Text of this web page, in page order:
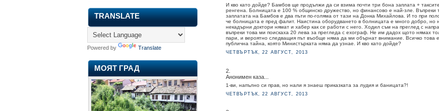
TRANSLATE
Powered by Translate
МОЯТ ГРАД
И кво като дойде? Бамбов ще продължи да си взима почти три бона заплата +
ренгена. Болницата е 100 % общинско дружество, но финансово е най-зле. Въпреки
заплатата на Бамбов е два пъти по-голяма от тази на Донка Михайлова. И то при
че болницата е пред фалит. Наистина оборудването в болницата е много добро, но
некадърни доктори нямат и хабер как се работи с него. Ходил съм на преглед с
въпреки това ми поискаха 20 лева за прегледа с ехограф. Не им дадох щото нямах
пари, и вероятно следващия път въобще няма да ми обърнат внимание. Всичко това е
публична тайна, която Министърката няма да узнае. И кво като дойде?
ЧЕТВЪРТЪК, 22 АВГУСТ, 2013
2.
Анонимен каза...
1-ви, напълно си прав, но нали я знаеш приказката за лудия и баницата?!
ЧЕТВЪРТЪК, 22 АВГУСТ, 2013